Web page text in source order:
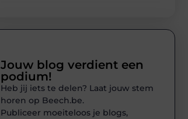
Jouw blog verdient een
podium!
Heb jij iets te delen? Laat jouw stem
horen op Beech.be.
Publiceer moeiteloos je blogs,